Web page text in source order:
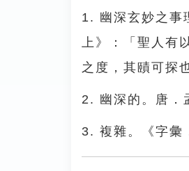
1. 幽深玄妙之事
上》：「聖人有
之度，其賾可探
2. 幽深的。唐．
3. 複雜。《字彙